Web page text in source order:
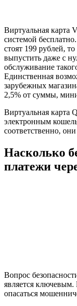
Виртуальная карта
системой
стоят 199 рублей,
выпустить даже с
обслуживание
Единственная
зарубежных
2,5% от суммы,
Виртуальная карта
электронным
соответственно,
Насколько
платежи
Вопрос
является
опасаться